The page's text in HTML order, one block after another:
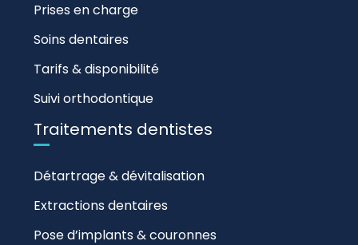
Prises en charge
Soins dentaires
Tarifs & disponibilité
Suivi orthodontique
Traitements dentistes
Détartrage & dévitalisation
Extractions dentaires
Pose d’implants & couronnes